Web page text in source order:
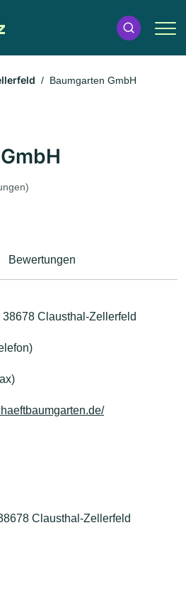
Baumgarten GmbH
Bewertungen
Clausthal-Zellerfeld
Clausthal-Zellerfeld